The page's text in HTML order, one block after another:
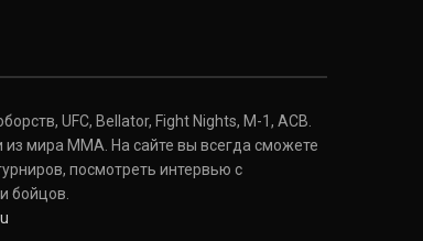
Дэниель Кормье
(22-2-0, 1)
Нэйт Диаз
Nate Diaz
UFC, Bellator, Fight Nights, M-1, ACB.
мира ММА. На сайте вы всегда сможете
посмотреть интервью с
бойцов.